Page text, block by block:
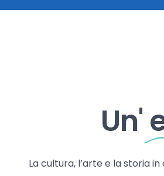
Un'
La cultura, l’arte e la storia